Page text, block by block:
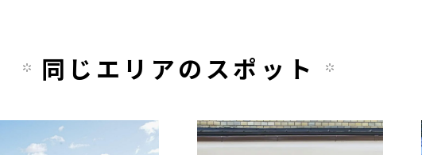
同じエリアのスポット